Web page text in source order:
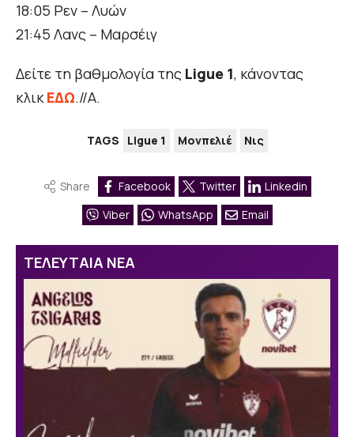
18:05 Ρεν – Λυών
21:45 Λανς – Μαρσέιγ
Δείτε τη βαθμολογία της Ligue 1, κάνοντας
κλικΕΔΩ.//Α.
TAGS Ligue 1 Μονπελιέ Νις
Share Facebook Twitter
Linkedin
Viber
WhatsApp Email
ΤΕΛΕΥΤΑΙΑ ΝΕΑ